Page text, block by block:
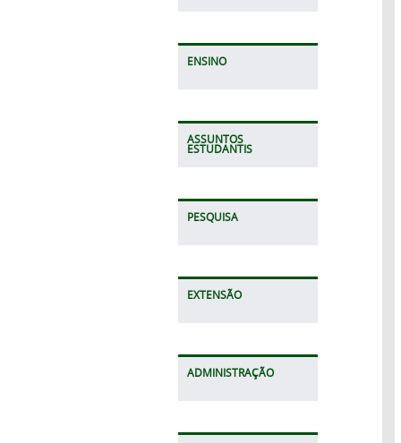
ENSINO
ASSUNTOS
ESTUDANTIS
PESQUISA
EXTENSÃO
ADMINISTRAÇÃO